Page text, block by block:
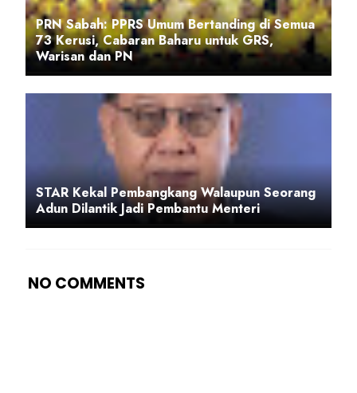
PRN Sabah: PPRS Umum Bertanding di Semua
73 Kerusi, Cabaran Baharu untuk GRS,
Warisan dan PN
STAR Kekal Pembangkang Walaupun Seorang
Adun Dilantik Jadi Pembantu Menteri
NO COMMENTS